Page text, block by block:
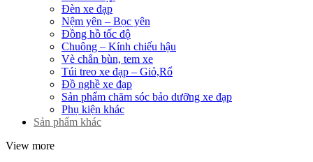
Đèn xe đạp
Nệm yên – Bọc yên
Đồng hồ tốc độ
Chuông – Kính chiếu hậu
Vè chắn bùn, tem xe
Túi treo xe đạp – Giỏ,Rổ
Đồ nghề xe đạp
Sản phẩm chăm sóc bảo dưỡng xe đạp
Phụ kiện khác
Sản phẩm khác
View more